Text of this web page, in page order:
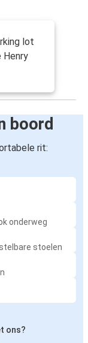
lot
boord
rit:
onderweg
stoelen
ons?